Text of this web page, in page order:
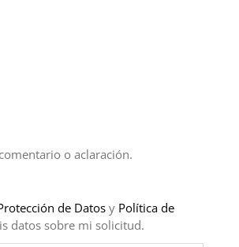
o aclaración.
de Datosy Política de
datos sobre mi solicitud.